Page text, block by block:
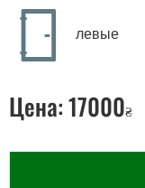
левые
Цена:17000₴